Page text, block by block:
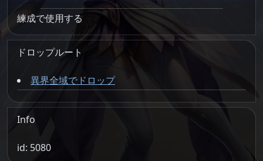
練成で使用する
ドロップルート
異界全域でドロップ
Info
id: 5080